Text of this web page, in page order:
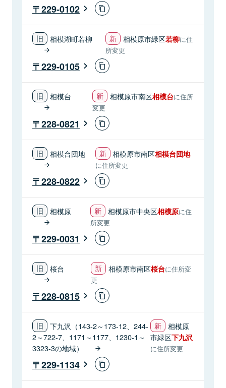
229-0102
相模湖町若柳 相模原市緑区若柳に住
所変更
229-0105
相模台 相模原市南区相模台に住所
変更
228-0821
相模台団地 相模原市南区相模台団地
に住所変更
228-0822
相模原 相模原市中央区相模原に住
所変更
229-0031
桜台 相模原市南区桜台に住所変
更
228-0815
下九沢（143-2～173-12、244-
2～722-7、1171～1177、1230-1～
3323-3の地域）
相模原
市緑区下九沢
に住所変更
229-1134